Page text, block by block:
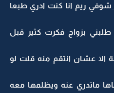
ريم انا كنت ادري طبعا
بزواج فكرت كثير قبل
الا عشان انتقم منه قلت لو
ماتدري عنه ويظلمها معه